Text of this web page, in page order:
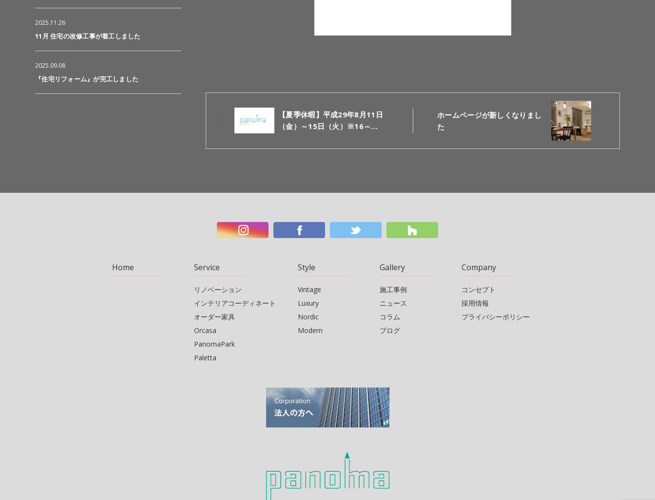
【夏季休暇】平成29年8月11日
（金）～15日（火）※16～…
ホームページが新しくなりまし
た
2025.11.26
11月 住宅の改修工事が着工しました
2025.09.08
『住宅リフォーム』が完工しました
Home Service
リノベーション
インテリアコーディネート
オーダー家具
Orcasa
PanomaPark
Paletta
Style
Vintage
Luxury
Nordic
Modern
Gallery
施工事例
ニュース
コラム
ブログ
Company
コンセプト
採用情報
プライバシーポリシー